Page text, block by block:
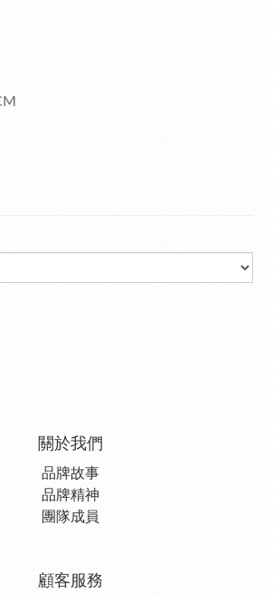
關於我們
品牌故事
品牌精神
團隊成員
顧客服務